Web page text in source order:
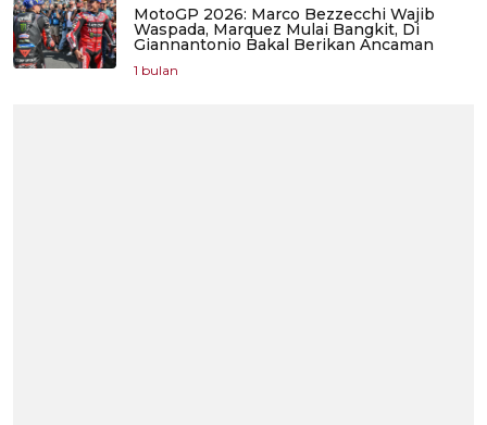
MotoGP 2026: Marco Bezzecchi Wajib
Waspada, Marquez Mulai Bangkit, Di
Giannantonio Bakal Berikan Ancaman
1 bulan